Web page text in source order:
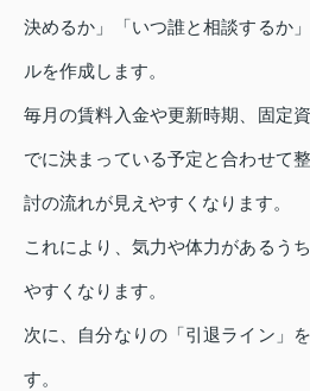
決めるか」「いつ誰と相談するか
ルを作成します。
毎月の賃料入金や更新時期、固定
でに決まっている予定と合わせて
討の流れが見えやすくなります。
これにより、気力や体力があるう
やすくなります。
次に、自分なりの「引退ライン」
す。